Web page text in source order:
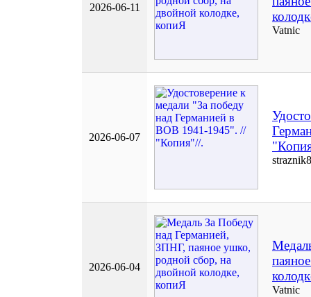
2026-06-11
Vatnic
2026-06-07
2026-06-04
Vatnic